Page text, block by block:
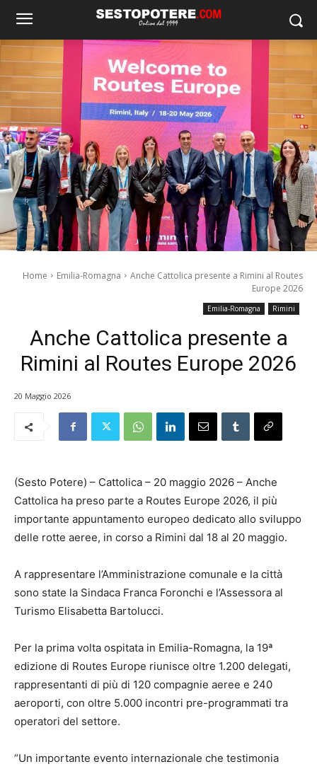
Home Emilia-Romagna
Anche Cattolica presente a Rimini al Routes
Europe 2026
Emilia-Romagna Rimini
Anche Cattolica presente a
Rimini al Routes Europe 2026
20 Maggio 2026
(Sesto Potere) – Cattolica – 20 maggio 2026 – Anche
Cattolica ha preso parte a Routes Europe 2026, il più
importante appuntamento europeo dedicato allo sviluppo
delle rotte aeree, in corso a Rimini dal 18 al 20 maggio.
A rappresentare l’Amministrazione comunale e la città
sono state la Sindaca Franca Foronchi e l’Assessora al
Turismo Elisabetta Bartolucci.
Per la prima volta ospitata in Emilia-Romagna, la 19ª
edizione di Routes Europe riunisce oltre 1.200 delegati,
rappresentanti di più di 120 compagnie aeree e 240
aeroporti, con oltre 5.000 incontri pre-programmati tra
operatori del settore.
“Un importante evento internazionale che testimonia